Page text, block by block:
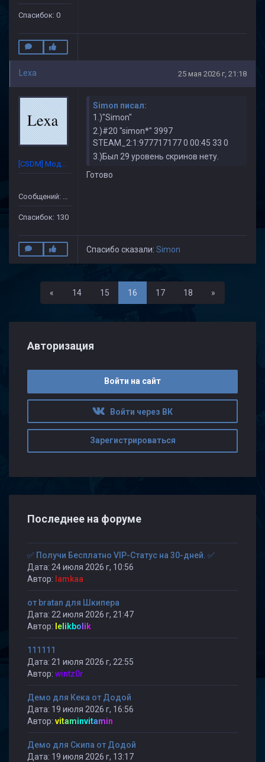
Спасибок: 0
Lexa 25 мая 2026 г, 21:18
Спасибок: 130
Simon писал:
1.)"Simon"
2.)#20 "simon*" 3997
STEAM_2:1:977717177 0 00:45 33 0
3.)Был 29 уровень скринов нету.
Готово
Спасибо сказали: Simon
« Первая
14 15 16 17 18 »
Авторизация
Войти на сайт
Войти через ВК
Зарегистрироваться
Последнее на форуме
✅ Получи Бесплатно VIP-Статус на 30-дней. ✅
Дата: 24 июля 2026 г, 10:56
Автор: lamkaa
от bratan для Шкипера
Дата: 22 июля 2026 г, 21:47
Автор: lelikbolik
111111
Дата: 21 июля 2026 г, 22:55
Автор: wintz0r
Демо для Кека от Додой
Дата: 19 июля 2026 г, 16:56
Автор: vitaminvitamin
Демо для Скипа от Додой
Дата: 19 июля 2026 г, 13:17